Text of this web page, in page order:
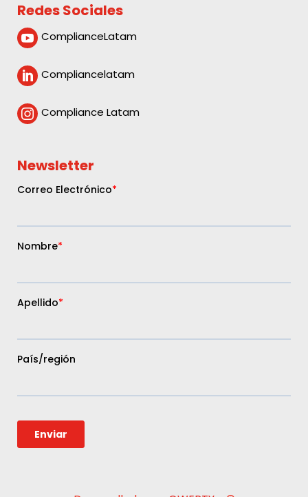
Redes Sociales
 ComplianceLatam
 Compliancelatam
 Compliance Latam
Newsletter